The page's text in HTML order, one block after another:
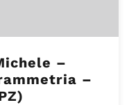
–
–